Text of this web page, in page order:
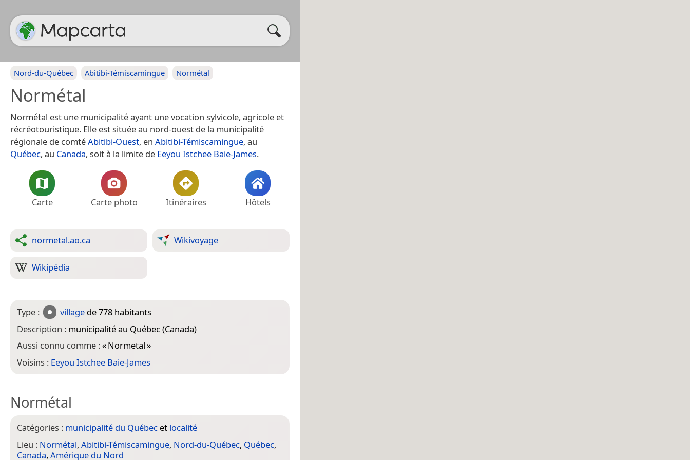
Nord-du-Québec Abitibi-Témiscamingue Normétal
Normétal
Normétal est une municipalité ayant une vocation sylvicole, agricole et
récréotouristique. Elle est située au nord-ouest de la municipalité
régionale de comtéAbitibi-Ouest, en Abitibi-Témiscamingue, au
Québec, au Canada, soit à la limite de Eeyou Istchee Baie-James.
Carte Carte photo Itinéraires Hôtels
normetal.ao.ca Wikivoyage
Wikipédia
Type : village de 778 habitants
Description : municipalité au Québec (Canada)
Aussi connu comme :«Normetal»
Voisins : Eeyou Istchee Baie-James
Normétal
Catégories : municipalité du Québec et localité
Lieu : Normétal, Abitibi-Témiscamingue, Nord-du-Québec, Québec,
Canada, Amérique du Nord